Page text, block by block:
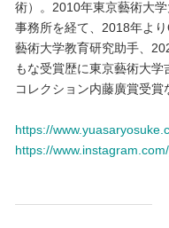
術）。2010年東京藝術大
事務所を経て、2018年よ
藝術大学教育研究助手、
もな受賞歴に東京藝術大
コレクション内藤廣賞受賞
https://
https://